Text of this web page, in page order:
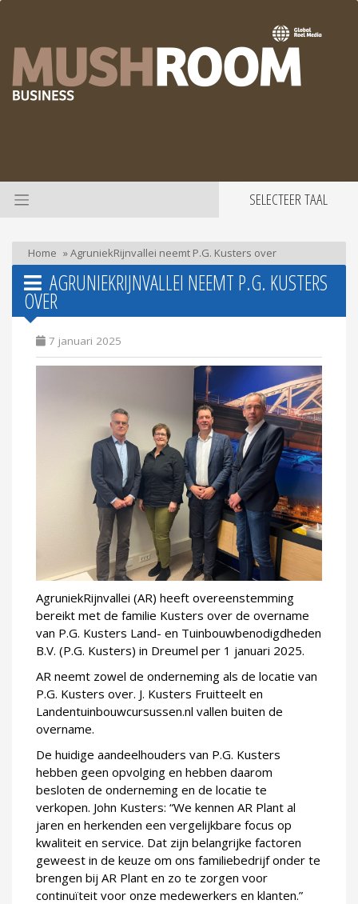
SELECTEER TAAL
Home »AgruniekRijnvallei neemt P.G. Kusters over
AGRUNIEKRIJNVALLEI NEEMT P.G. KUSTERS
OVER
7 januari 2025
AgruniekRijnvallei (AR) heeft overeenstemming
bereikt met de familie Kusters over de overname
van P.G. Kusters Land- en Tuinbouwbenodigdheden
B.V. (P.G. Kusters) in Dreumel per 1 januari 2025.
AR neemt zowel de onderneming als de locatie van
P.G. Kusters over. J. Kusters Fruitteelt en
Landentuinbouwcursussen.nl vallen buiten de
overname.
De huidige aandeelhouders van P.G. Kusters
hebben geen opvolging en hebben daarom
besloten de onderneming en de locatie te
verkopen. John Kusters: “We kennen AR Plant al
jaren en herkenden een vergelijkbare focus op
kwaliteit en service. Dat zijn belangrijke factoren
geweest in de keuze om ons familiebedrijf onder te
brengen bij AR Plant en zo te zorgen voor
continuïteit voor onze medewerkers en klanten.”